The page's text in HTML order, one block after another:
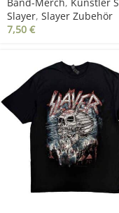
Slayer, Slayer Zubehör
7,50 €